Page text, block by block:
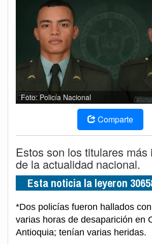
Foto: Policía Nacional
Comparte
Estos son los titulares más
de la actualidad nacional.
Esta noticia la leyeron
*Dos policías fueron hallados
varias horas de desaparición en
Antioquia; tenían varias heridas.